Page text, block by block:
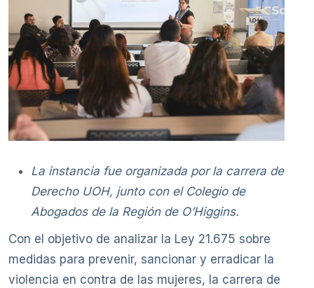
La instancia fue organizada por la carrera de
Derecho UOH, junto con el Colegio de
Abogados de la Región de O’Higgins.
Con el objetivo de analizar la Ley 21.675 sobre
medidas para prevenir, sancionar y erradicar la
violencia en contra de las mujeres, la carrera de